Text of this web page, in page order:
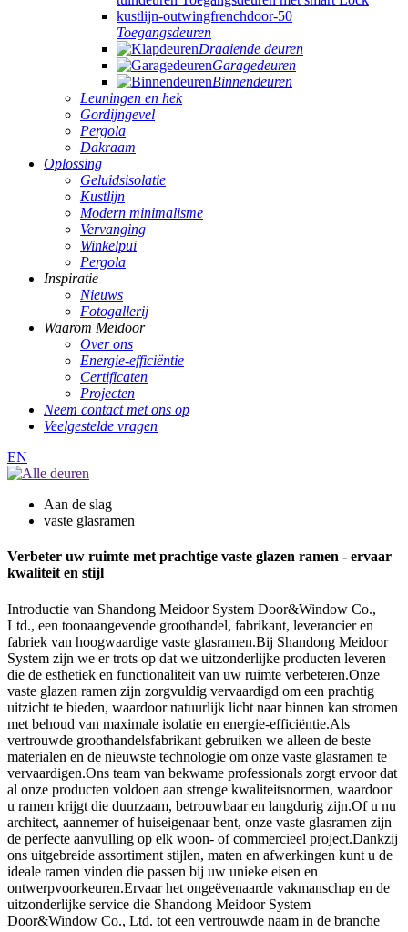
Toegangsdeuren
Draaiende deuren
Garagedeuren
Binnendeuren
Leuningen en hek
Gordijngevel
Pergola
Dakraam
Oplossing
Geluidsisolatie
Kustlijn
Modern minimalisme
Vervanging
Winkelpui
Pergola
Inspiratie
Nieuws
Fotogallerij
Waarom Meidoor
Over ons
Energie-efficiëntie
Certificaten
Projecten
Neem contact met ons op
Veelgestelde vragen
EN
Aan de slag
vaste glasramen
Verbeter uw ruimte met prachtige vaste glazen ramen - ervaar
kwaliteit en stijl
Introductie van Shandong Meidoor System Door&Window Co.,
Ltd., een toonaangevende groothandel, fabrikant, leverancier en
fabriek van hoogwaardige vaste glasramen.Bij Shandong Meidoor
System zijn we er trots op dat we uitzonderlijke producten leveren
die de esthetiek en functionaliteit van uw ruimte verbeteren.Onze
vaste glazen ramen zijn zorgvuldig vervaardigd om een ​​prachtig
uitzicht te bieden, waardoor natuurlijk licht naar binnen kan stromen
met behoud van maximale isolatie en energie-efficiëntie.Als
vertrouwde groothandelsfabrikant gebruiken we alleen de beste
materialen en de nieuwste technologie om onze vaste glasramen te
vervaardigen.Ons team van bekwame professionals zorgt ervoor dat
al onze producten voldoen aan strenge kwaliteitsnormen, waardoor
u ramen krijgt die duurzaam, betrouwbaar en langdurig zijn.Of u nu
architect, aannemer of huiseigenaar bent, onze vaste glasramen zijn
de perfecte aanvulling op elk woon- of commercieel project.Dankzij
ons uitgebreide assortiment stijlen, maten en afwerkingen kunt u de
ideale ramen vinden die passen bij uw unieke eisen en
ontwerpvoorkeuren.Ervaar het ongeëvenaarde vakmanschap en de
uitzonderlijke service die Shandong Meidoor System
Door&Window Co., Ltd. tot een vertrouwde naam in de branche